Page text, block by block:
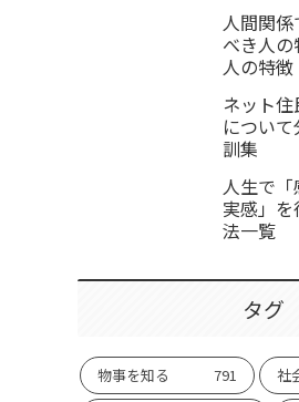
人間関係
べき人
人の特徴
ネット住
につい
訓集
人生で
実感」
法一覧
タグ
物事を知る 791 社